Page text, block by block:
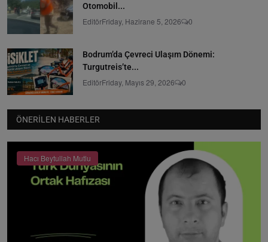
Otomobil...
EditörFriday, Hazirane 5, 2026 0
Bodrum’da Çevreci Ulaşım Dönemi:
Turgutreis’te...
EditörFriday, Mayıs 29, 2026 0
ÖNERILEN HABERLER
Hacı Beytullah Mutlu